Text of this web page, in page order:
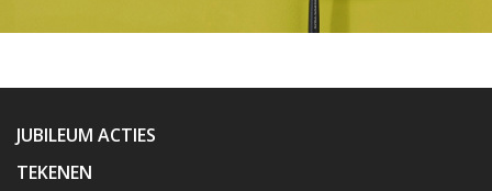
JUBILEUM ACTIES
TEKENEN